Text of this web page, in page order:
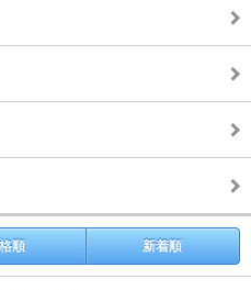
順 新着順